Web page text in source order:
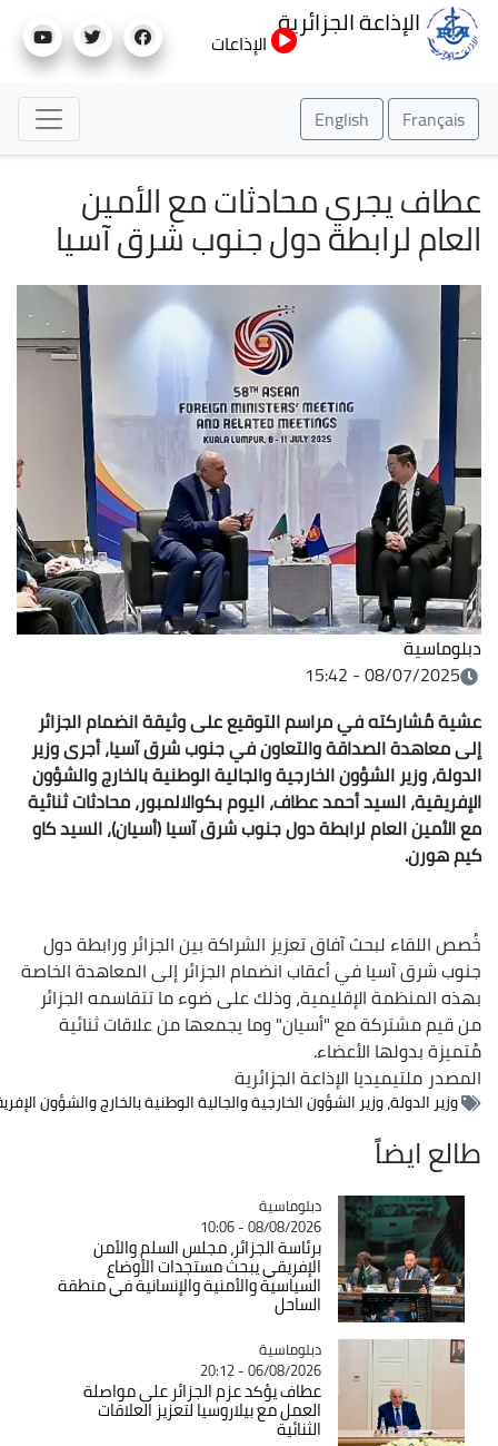
تجاوز
إلى
الرئيسي
الإذاعات
مع الأمين
دول جنوب شرق آسيا
التوقيع على وثيقة انضمام الجزائر
والتعاون في جنوب شرق آسيا، أجرى وزير
والجالية الوطنية بالخارج والشؤون
عطاف، اليوم بكوالالمبور، محادثات ثنائية
دول جنوب شرق آسيا (أسيان)، السيد كاو
تعزيز الشراكة بين الجزائر ورابطة دول
انضمام الجزائر إلى المعاهدة الخاصة
وذلك على ضوء ما تتقاسمه الجزائر
وما يجمعها من علاقات ثنائية
الجزائرية
الخارجية والجالية الوطنية بالخارج والشؤون الإفريقية، السيد أحمد عطاف
Catégorie
دبلوماسية
08/08/2026 - 10:06
برئاسة الجزائر، مجلس السلم والأمن
الإفريقي يبحث مستجدات الأوضاع
السياسية والأمنية والإنسانية في منطقة
الساحل
Catégorie
دبلوماسية
06/08/2026 - 20:12
عطاف يؤكد عزم الجزائر على مواصلة
العمل مع بيلاروسيا لتعزيز العلاقات
الثنائية